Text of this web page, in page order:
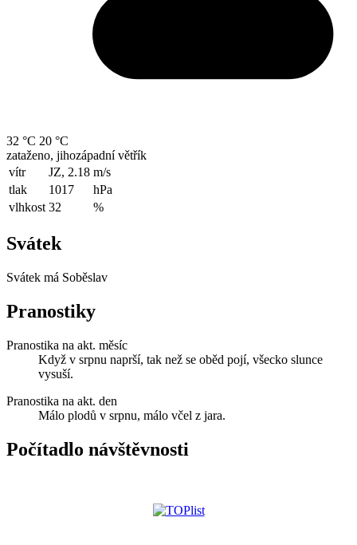
32 °C 20 °C
zataženo, jihozápadní větřík
vítr
JZ, 2.18 m/s
tlak
1017
hPa
vlhkost 32 %
Svátek
Svátek má Soběslav
Pranostiky
Pranostika na akt. měsíc
Když v srpnu naprší, tak než se oběd pojí, všecko slunce
vysuší.
Pranostika na akt. den
Málo plodů v srpnu, málo včel z jara.
Počítadlo návštěvnosti